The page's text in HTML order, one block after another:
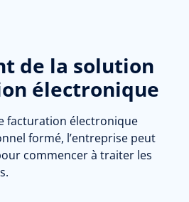
de la solution
électronique
facturation électronique
formé, l’entreprise peut
commencer à traiter les